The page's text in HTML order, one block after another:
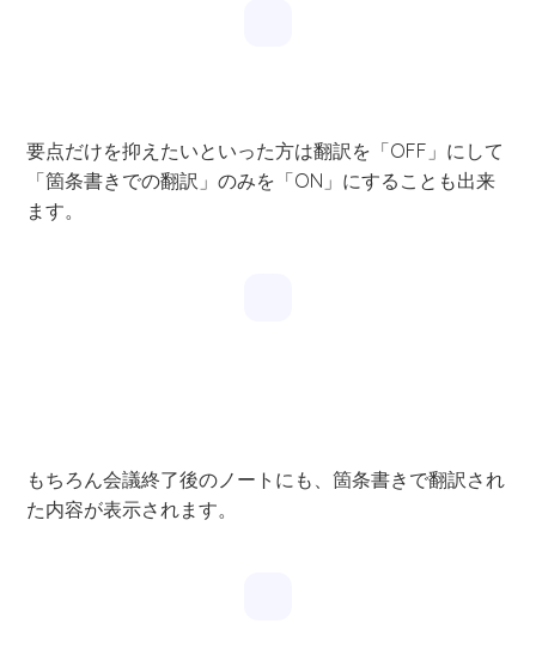
要点だけを抑えたいといった方は翻訳を「OFF」にして
「箇条書きでの翻訳」のみを「ON」にすることも出来
ます。
もちろん会議終了後のノートにも、箇条書きで翻訳され
た内容が表示されます。